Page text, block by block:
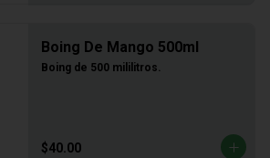
Boing De Mango 500ml
Boing de 500 mililitros.
$40.00